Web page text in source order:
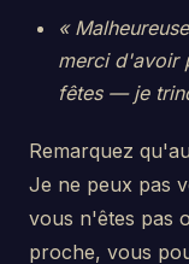
«
merci d'avoir
fêtes — je
Remarquez
Je ne peux pas
vous n'êtes pas
proche, vous